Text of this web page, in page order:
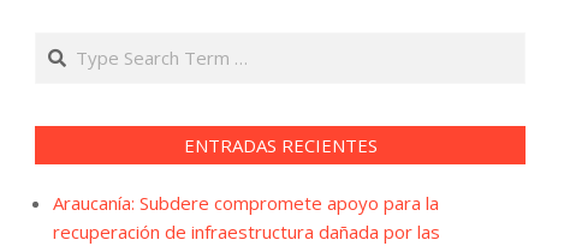
Search
ENTRADAS RECIENTES
Araucanía: Subdere compromete apoyo para la
recuperación de infraestructura dañada por las